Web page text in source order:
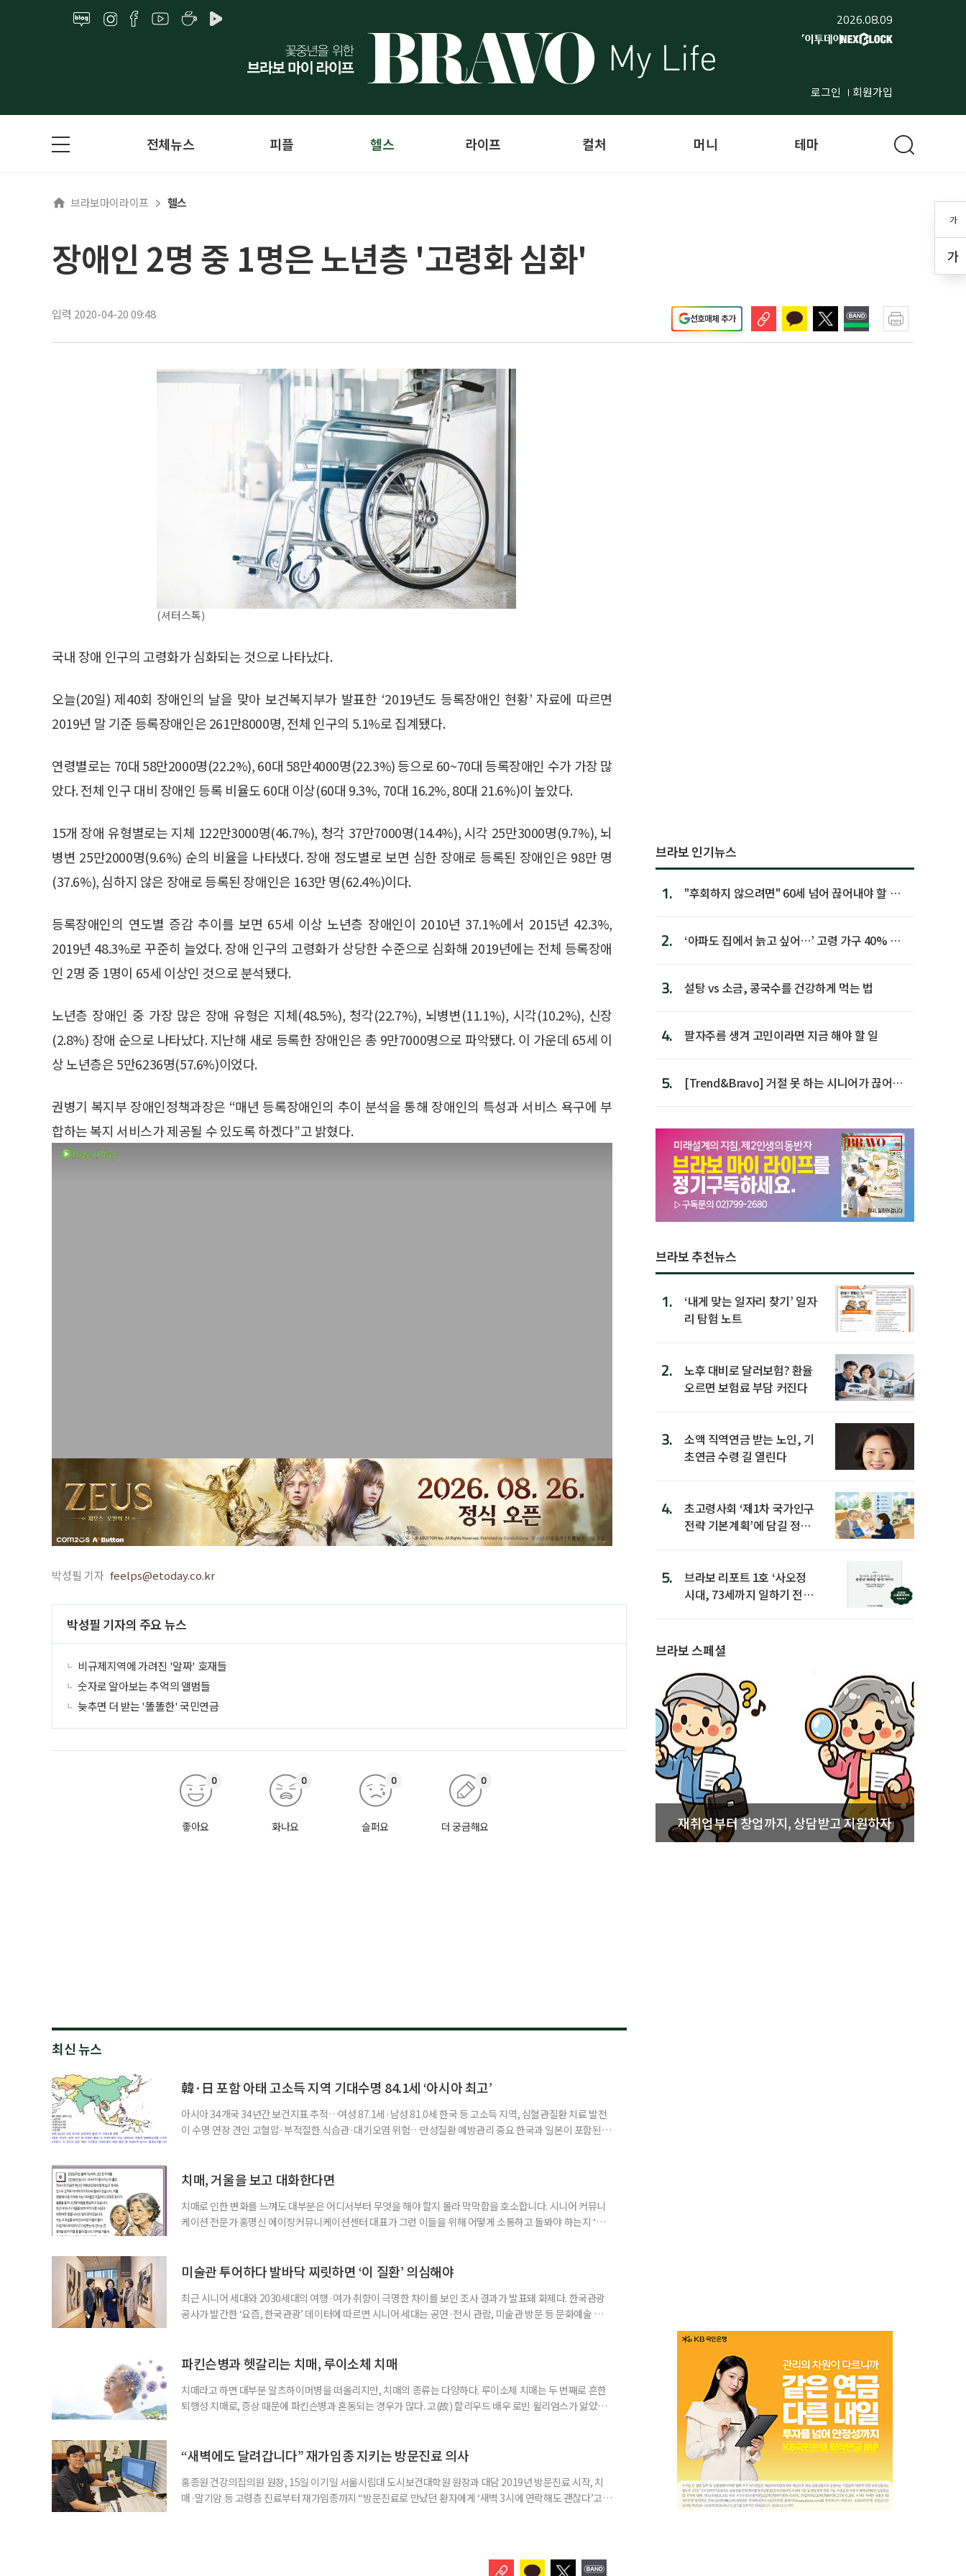
2026.08.09
로그인 회원가입
가
가
전체뉴스 피플 헬스 라이프 컬처 머니 테마
브라보마이라이프 헬스
장애인 2명 중 1명은 노년층 '고령화 심화'
입력 2020-04-20 09:48 선호매체 추가
(셔터스톡)
국내 장애 인구의 고령화가 심화되는 것으로 나타났다.
오늘(20일) 제40회 장애인의 날을 맞아 보건복지부가 발표한 ‘2019년도 등록장애인 현황’ 자료에 따르면
2019년 말 기준 등록장애인은 261만8000명, 전체 인구의 5.1%로 집계됐다.
연령별로는 70대 58만2000명(22.2%), 60대 58만4000명(22.3%) 등으로 60~70대 등록장애인 수가 가장 많
았다. 전체 인구 대비 장애인 등록 비율도 60대 이상(60대 9.3%, 70대 16.2%, 80대 21.6%)이 높았다.
15개 장애 유형별로는 지체 122만3000명(46.7%), 청각 37만7000명(14.4%), 시각 25만3000명(9.7%), 뇌
병변 25만2000명(9.6%) 순의 비율을 나타냈다. 장애 정도별로 보면 심한 장애로 등록된 장애인은 98만 명
(37.6%), 심하지 않은 장애로 등록된 장애인은 163만 명(62.4%)이다.
등록장애인의 연도별 증감 추이를 보면 65세 이상 노년층 장애인이 2010년 37.1%에서 2015년 42.3%,
2019년 48.3%로 꾸준히 늘었다. 장애 인구의 고령화가 상당한 수준으로 심화해 2019년에는 전체 등록장애
인 2명 중 1명이 65세 이상인 것으로 분석됐다.
노년층 장애인 중 가장 많은 장애 유형은 지체(48.5%), 청각(22.7%), 뇌병변(11.1%), 시각(10.2%), 신장
(2.8%) 장애 순으로 나타났다. 지난해 새로 등록한 장애인은 총 9만7000명으로 파악됐다. 이 가운데 65세 이
상 노년층은 5만6236명(57.6%)이었다.
권병기 복지부 장애인정책과장은 “매년 등록장애인의 추이 분석을 통해 장애인의 특성과 서비스 욕구에 부
합하는 복지 서비스가 제공될 수 있도록 하겠다”고 밝혔다.
박성필 기자 feelps@etoday.co.kr
박성필 기자의 주요 뉴스
비규제지역에 가려진 '알짜' 호재들
숫자로 알아보는 추억의 앨범들
늦추면 더 받는 '똘똘한' 국민연금
좋아요
0
화나요
0
슬퍼요
0
더 궁금해요
0
최신 뉴스
韓·日 포함 아태 고소득 지역 기대수명 84.1세 ‘아시아 최고’
아시아 34개국 34년간 보건지표 추적…여성 87.1세·남성 81.0세 한국 등 고소득 지역, 심혈관질환 치료 발전
이 수명 연장 견인 고혈압·부적절한 식습관·대기오염 위험…만성질환 예방관리 중요 한국과 일본이 포함된 아
분석한 장기 추적 결과를 발표했다. 이번 연구에는 고려대와 경희대를 비롯해 연세대, 워싱턴대 보건계량평
치매, 거울을 보고 대화한다면
치매로 인한 변화를 느껴도 대부분은 어디서부터 무엇을 해야 할지 몰라 막막함을 호소합니다. 시니어 커뮤니
케이션 전문가 홍명신 에이징커뮤니케이션센터 대표가 그런 이들을 위해 어떻게 소통하고 돌봐야 하는지 ‘치
어릴 때는 거울 속 모습을 다른 사람으로 인식했습니다. 대개 두 살 무렵이 되면 ‘거울 속의 나’를 알아보지요.
미술관 투어하다 발바닥 찌릿하면 ‘이 질환’ 의심해야
최근 시니어 세대와 2030세대의 여행·여가 취향이 극명한 차이를 보인 조사 결과가 발표돼 화제다. 한국관광
공사가 발간한 ‘요즘, 한국관광’ 데이터에 따르면 시니어 세대는 공연·전시 관람, 미술관 방문 등 문화예술 공간
보여준다. 일각에선 취업난과 경제적 불확실성 속에 2030세대는 심리적 휴식과 복잡한 생각을 비워내는
파킨슨병과 헷갈리는 치매, 루이소체 치매
치매라고 하면 대부분 알츠하이머병을 떠올리지만, 치매의 종류는 다양하다. 루이소체 치매는 두 번째로 흔한
퇴행성 치매로, 증상 때문에 파킨슨병과 혼동되는 경우가 많다. 고(故) 할리우드 배우 로빈 윌리엄스가 앓았던
야 한다. 루이소체는 알파시뉴클레인(Alpha-synuclein)이라는 단백질이 비정상적으로 응집해 만
“새벽에도 달려갑니다” 재가임종 지키는 방문진료 의사
홍종원 건강의집의원 원장, 15일 이기일 서울시립대 도시보건대학원 원장과 대담 2019년 방문진료 시작, 치
매·말기암 등 고령층 진료부터 재가임종까지 “방문진료로 만났던 환자에게 ‘새벽 3시에 연락해도 괜찮다’고
브라보 인기뉴스
1.
"후회하지 않으려면" 60세 넘어 끊어내야 할 사
2.
‘아파도 집에서 늙고 싶어…’ 고령 가구 40% 노
3. 설탕 vs 소금, 콩국수를 건강하게 먹는 법
4. 팔자주름 생겨 고민이라면 지금 해야 할 일
5.
[Trend&Bravo] 거절 못 하는 시니어가 끊어야
브라보 추천뉴스
1.
‘내게 맞는 일자리 찾기’ 일자
리 탐험 노트
2.
노후 대비로 달러보험? 환율
오르면 보험료 부담 커진다
3.
소액 직역연금 받는 노인, 기
초연금 수령 길 열린다
4.
초고령사회 ‘제1차 국가인구
전략 기본계획’에 담길 정책
5.
브라보 리포트 1호 ‘사오정
시대, 73세까지 일하기 전략’
브라보 스페셜
재취업부터 창업까지, 상담받고 지원하자